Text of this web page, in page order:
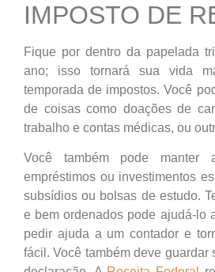
IMPOSTO DE
Fique por dentro da papelada
ano; isso tornará sua vida
temporada de impostos. Você
de coisas como doações de
trabalho e contas médicas, ou
Você também pode manter
empréstimos ou investimentos
subsídios ou bolsas de estudo.
e bem ordenados pode ajudá-lo
pedir ajuda a um contador e
fácil. Você também deve guardar